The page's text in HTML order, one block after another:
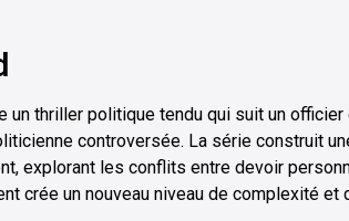
un thriller politique tendu qui suit un
controversée. La série construit
explorant les conflits entre devoir
crée un nouveau niveau de complexité et